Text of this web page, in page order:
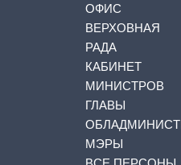
ОФИС
ВЕРХОВНАЯ
РАДА
КАБИНЕТ
МИНИСТРОВ
ГЛАВЫ
МЭРЫ